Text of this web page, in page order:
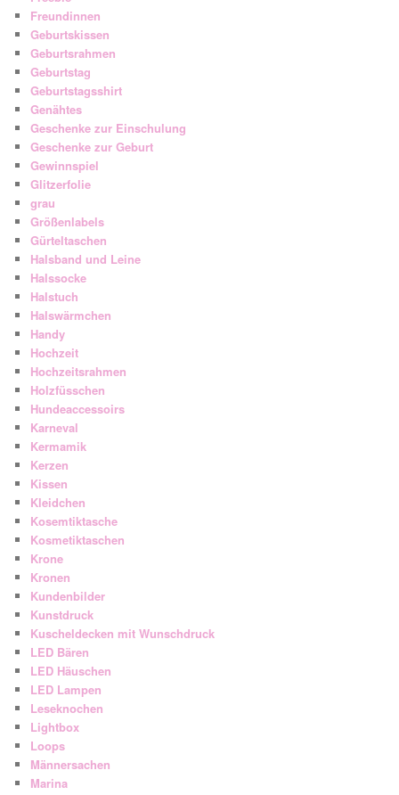
Freundinnen
Geburtskissen
Geburtsrahmen
Geburtstag
Geburtstagsshirt
Genähtes
Geschenke zur Einschulung
Geschenke zur Geburt
Gewinnspiel
Glitzerfolie
grau
Größenlabels
Gürteltaschen
Halsband und Leine
Halssocke
Halstuch
Halswärmchen
Handy
Hochzeit
Hochzeitsrahmen
Holzfüsschen
Hundeaccessoirs
Karneval
Kermamik
Kerzen
Kissen
Kleidchen
Kosemtiktasche
Kosmetiktaschen
Krone
Kronen
Kundenbilder
Kunstdruck
Kuscheldecken mit Wunschdruck
LED Bären
LED Häuschen
LED Lampen
Leseknochen
Lightbox
Loops
Männersachen
Marina